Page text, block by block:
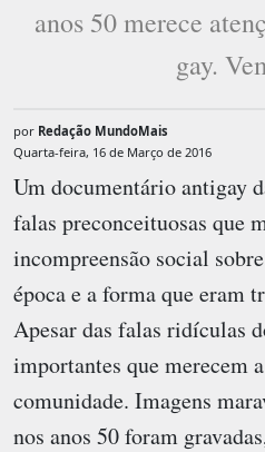
anos 50 merece
gay.
por Redação MundoMais
Quarta-feira, 16 de Março de 2016
Um documentário antigay
falas preconceituosas que
incompreensão social
época e a forma que eram
Apesar das falas ridículas
importantes que merecem
comunidade. Imagens
nos anos 50 foram